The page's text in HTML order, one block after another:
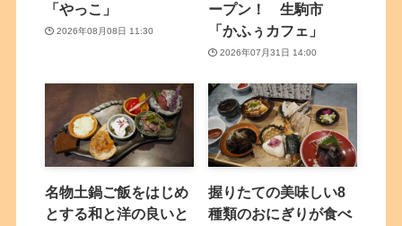
「やっこ」
2026年08月08日 11:30
ープン！ 生駒市
「かふぅカフェ」
2026年07月31日 14:00
名物土鍋ご飯をはじめ
とする和と洋の良いと
握りたての美味しい8
種類のおにぎりが食べ